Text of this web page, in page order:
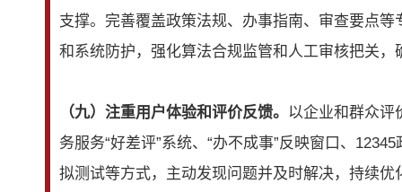
支撑。完善覆盖政策法规、办事指南、审查要点
和系统防护，强化算法合规监管和人工审核把关
（九）注重用户体验和评价反馈。 以企业和群众评
务服务“好差评”系统、“办不成事”反映窗口、
拟测试等方式，主动发现问题并及时解决，持续